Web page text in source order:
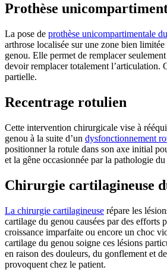
Prothèse
La pose de prothèse unicompartimentale
arthrose localisée sur une zone bien
genou. Elle permet de remplacer seulement
devoir remplacer totalement l’articulation.
partielle.
Recentrage rotulien
Cette intervention chirurgicale vise à
genou à la suite d’un dysfonctionnement
positionner la rotule dans son axe initial
et la gêne occasionnée par la pathologie
Chirurgie cartilagineuse
La chirurgie cartilagineuse répare les
cartilage du genou causées par des efforts
croissance imparfaite ou encore un choc
cartilage du genou soigne ces lésions
en raison des douleurs, du gonflement et
provoquent chez le patient.